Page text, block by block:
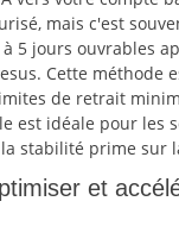
mais c'est
5 jours ouvrables
Cette méthode
de retrait
est idéale pour les
stabilité prime sur
et